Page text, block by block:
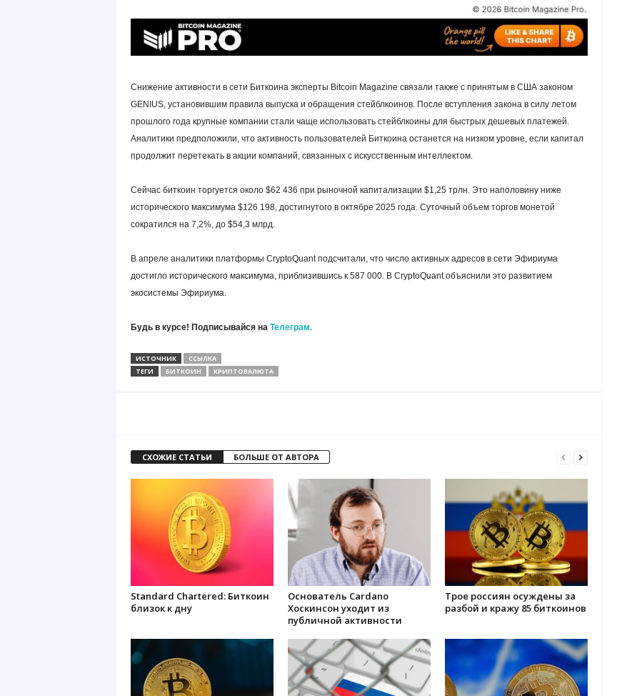
Снижение активности в сети Биткоина эксперты Bitcoin Magazine связали также с принятым в США законом
GENIUS, установившим правила выпуска и обращения стейблкоинов. После вступления закона в силу летом
прошлого года крупные компании стали чаще использовать стейблкоины для быстрых дешевых платежей.
Аналитики предположили, что активность пользователей Биткоина останется на низком уровне, если капитал
продолжит перетекать в акции компаний, связанных с искусственным интеллектом.
Сейчас биткоин торгуется около $62 436 при рыночной капитализации $1,25 трлн. Это наполовину ниже
исторического максимума $126 198, достигнутого в октябре 2025 года. Суточный объем торгов монетой
сократился на 7,2%, до $54,3 млрд.
В апреле аналитики платформы CryptoQuant подcчитали, что число активных адресов в сети Эфириума
достигло исторического максимума, приблизившись к 587 000. В CryptoQuant объяснили это развитием
экосистемы Эфириума.
Будь в курсе! Подписывайся на Телеграм.
ИСТОЧНИК
ССЫЛКА
ТЕГИ
БИТКОИН КРИПТОВАЛЮТА
СХОЖИЕ СТАТЬИ БОЛЬШЕ ОТ АВТОРА
Standard Chartered: Биткоин
близок к дну
Основатель Cardano
Хоскинсон уходит из
публичной активности
Трое россиян осуждены за
разбой и кражу 85 биткоинов